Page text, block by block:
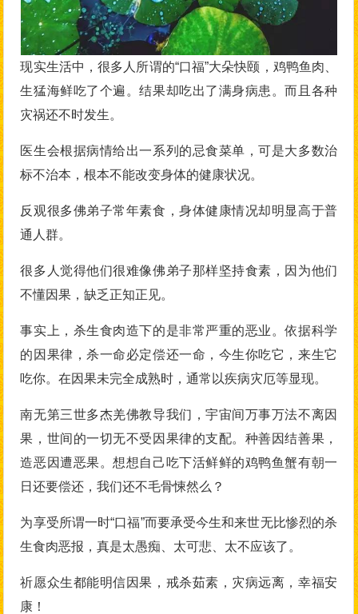
现实生活中，很多人所谓的“口福”大朵快颐，鸡鸭鱼肉、
生猛海鲜吃了个遍。结果却吃出了满身病患。而且各种
灾祸还不时发生。
医生会根据病情给出一系列的忌食菜单，可是大多数治
标不治本，根本不能改变身体的健康状况。
反观很多佛弟子常年素食，身体健康情况却明显高于普
通人群。
很多人觉得他们很难像佛弟子那样坚持食素，因为他们
不懂因果，缺乏正知正见。
事实上，杀生食肉造下的是非常严重的恶业。依据科学
的因果律，杀一命必定偿还一命，今生你吃它，来生它
吃你。在因果未完全成熟时，通常以疾病灾厄等显现。
南无第三世多杰羌佛教导我们，宇宙间万事万法不离因
果，世间的一切无不受因果律的支配。种善因结善果，
造恶因遭恶果。想想自己吃下活鲜鲜的鸡鸭鱼蟹有朝一
日还要偿还，我们还不毛骨悚然么？
为享受所谓一时“口福”而要承受今生和来世无比惨烈的杀
生食肉恶报，真是太愚痴、太可悲、太不应该了。
祈愿众生都能明信因果，戒杀茹素，灾病远离，幸福安
康！